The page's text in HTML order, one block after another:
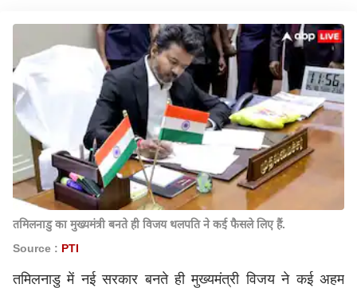
तमिलनाडु का मुख्यमंत्री बनते ही विजय थलपति ने कई फैसले लिए हैं.
Source : PTI
तमिलनाडु में नई सरकार बनते ही मुख्यमंत्री विजय ने कई अहम